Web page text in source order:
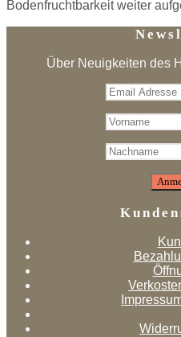
Bodenfruchtbarkeit weiter
Über Neuigkeiten des